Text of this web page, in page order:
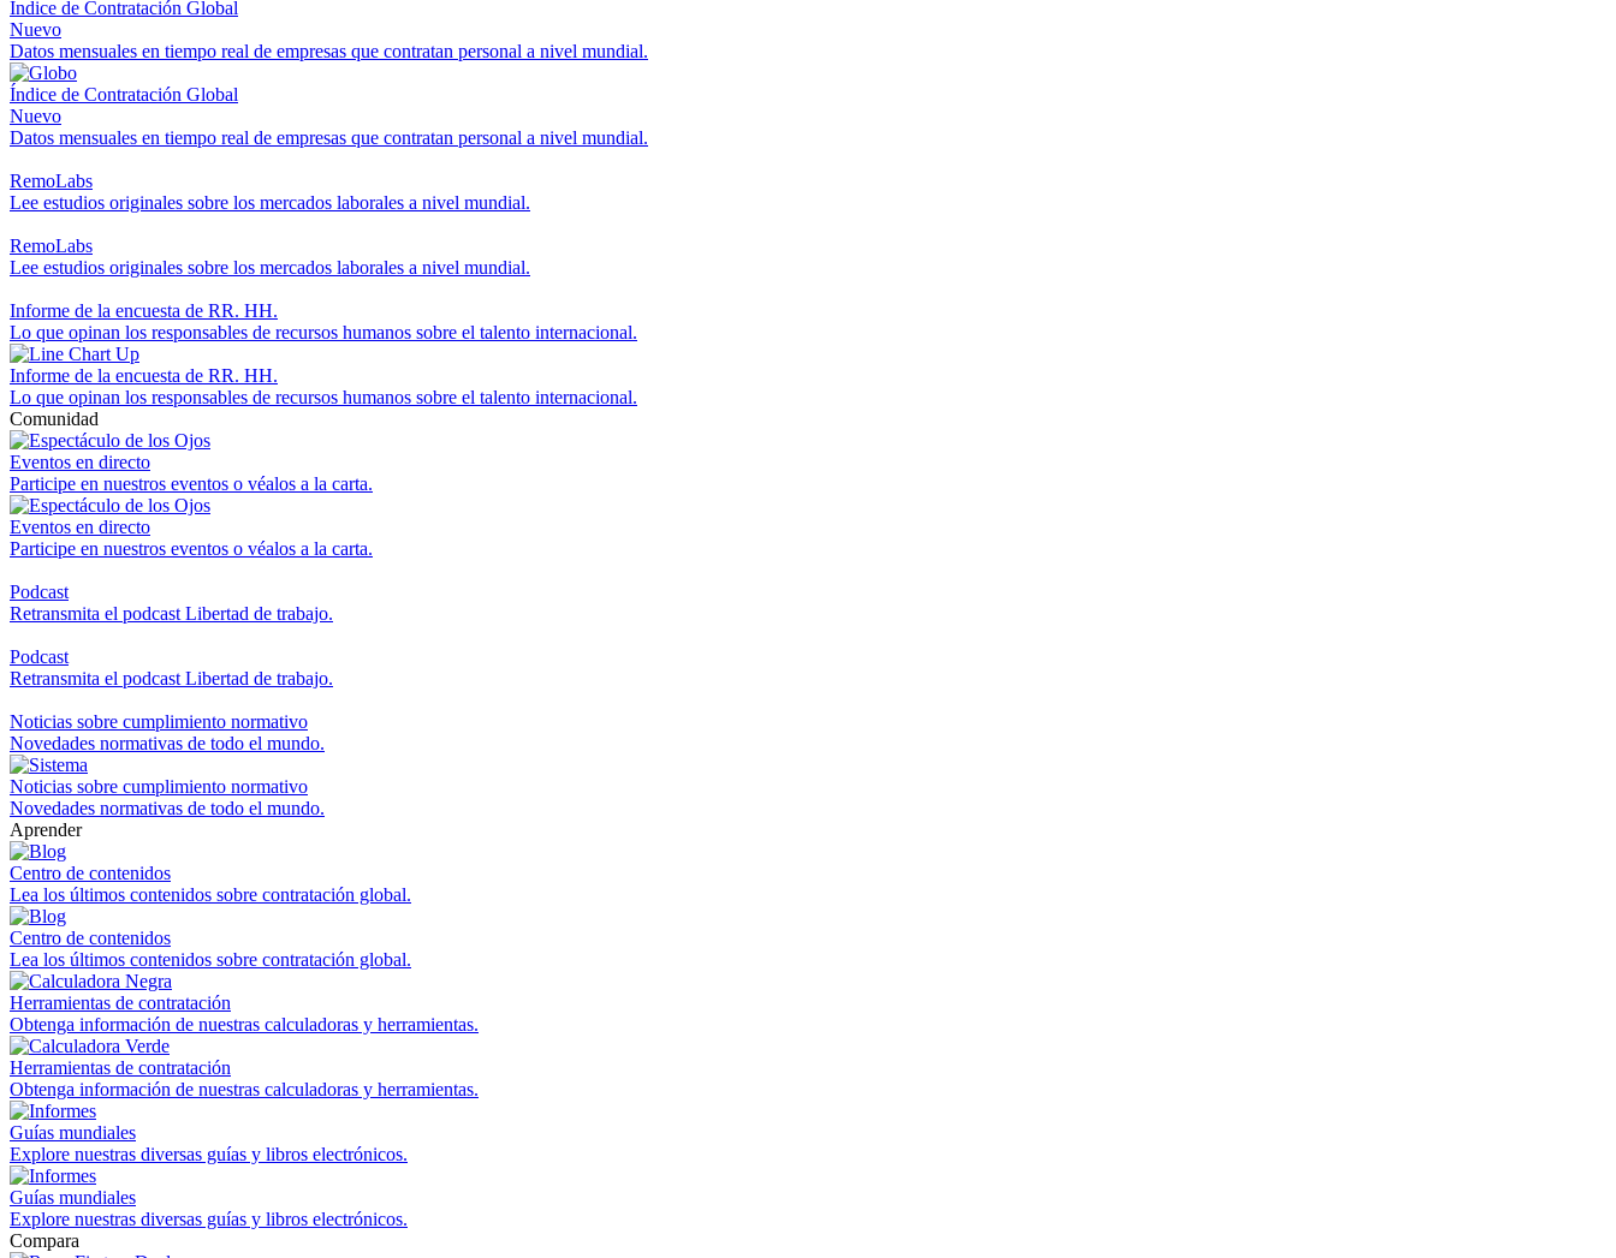
Índice de Contratación Global
Nuevo
Datos mensuales en tiempo real de empresas que contratan personal a nivel mundial.
Índice de Contratación Global
Nuevo
Datos mensuales en tiempo real de empresas que contratan personal a nivel mundial.
RemoLabs
Lee estudios originales sobre los mercados laborales a nivel mundial.
RemoLabs
Lee estudios originales sobre los mercados laborales a nivel mundial.
Informe de la encuesta de RR. HH.
Lo que opinan los responsables de recursos humanos sobre el talento internacional.
Informe de la encuesta de RR. HH.
Lo que opinan los responsables de recursos humanos sobre el talento internacional.
Comunidad
Eventos en directo
Participe en nuestros eventos o véalos a la carta.
Eventos en directo
Participe en nuestros eventos o véalos a la carta.
Podcast
Retransmita el podcast Libertad de trabajo.
Podcast
Retransmita el podcast Libertad de trabajo.
Noticias sobre cumplimiento normativo
Novedades normativas de todo el mundo.
Noticias sobre cumplimiento normativo
Novedades normativas de todo el mundo.
Aprender
Centro de contenidos
Lea los últimos contenidos sobre contratación global.
Centro de contenidos
Lea los últimos contenidos sobre contratación global.
Herramientas de contratación
Obtenga información de nuestras calculadoras y herramientas.
Herramientas de contratación
Obtenga información de nuestras calculadoras y herramientas.
Guías mundiales
Explore nuestras diversas guías y libros electrónicos.
Guías mundiales
Explore nuestras diversas guías y libros electrónicos.
Compara